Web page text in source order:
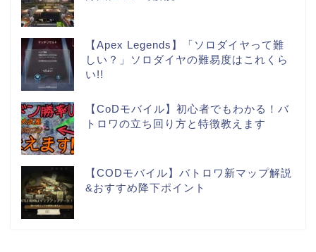
【Apex Legends】「ソロダイヤって難
しい？」ソロダイヤの難易度はこれくら
い!!
【CoDモバイル】初心者でもわかる！バ
トロワの立ち回り方と特徴教えます
【CODモバイル】バトロワ新マップ解説
&おすすめ降下ポイント